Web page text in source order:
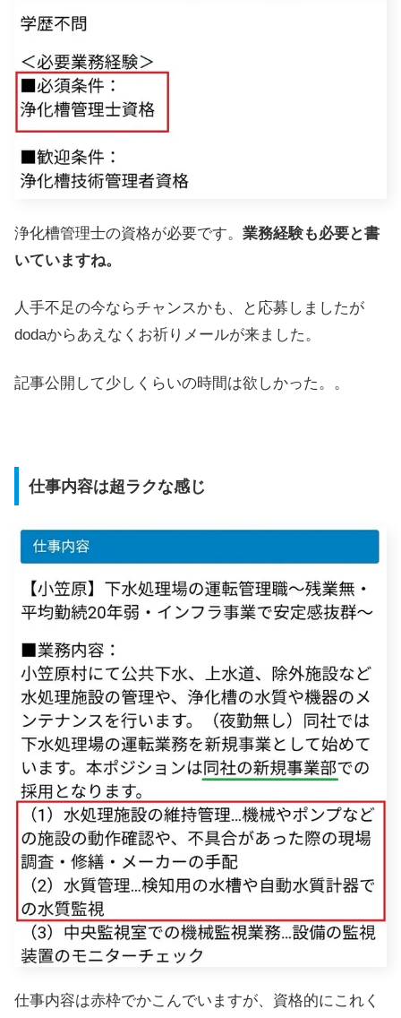
浄化槽管理士の資格が必要です。 業務経験も必要と書
いていますね。
人手不足の今ならチャンスかも、と応募しましたが
dodaからあえなくお祈りメールが来ました。
記事公開して少しくらいの時間は欲しかった。。
仕事内容は超ラクな感じ
仕事内容は赤枠でかこんでいますが、資格的にこれく